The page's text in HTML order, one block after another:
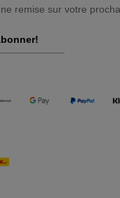
remise sur votre